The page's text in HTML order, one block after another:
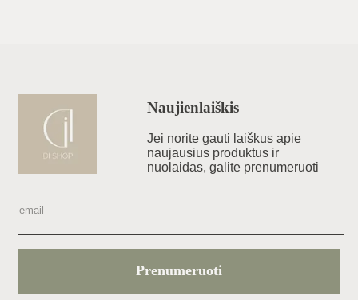
Naujienlaiškis
Jei norite gauti laiškus apie
naujausius produktus ir
nuolaidas, galite prenumeruoti
Prenumeruoti